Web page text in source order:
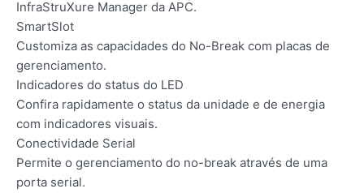
InfraStruXure Manager da APC.
SmartSlot
Customiza as capacidades do No-Break com placas de
gerenciamento.
Indicadores do status do LED
Confira rapidamente o status da unidade e de energia
com indicadores visuais.
Conectividade Serial
Permite o gerenciamento do no-break através de uma
porta serial.